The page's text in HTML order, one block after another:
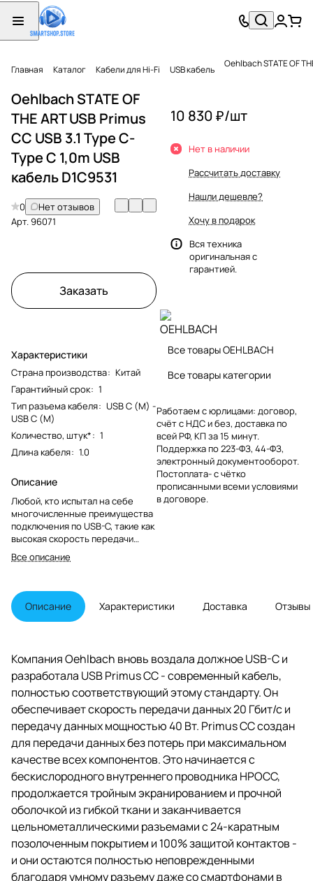
Главная Каталог Кабели для Hi-Fi USB кабель Oehlbach STATE OF
Oehlbach STATE OF
THE ART USB Primus
CC USB 3.1 Type C-
Type C 1,0m USB
кабель D1C9531
0
Нет отзывов
Арт.96071
Заказать
Характеристики
Страна производства: Китай
Гарантийный срок: 1
Тип разъема кабеля: USB С (M) -
USB С (M)
Количество, штук*: 1
Длина кабеля: 1.0
Описание
Любой, кто испытал на себе
многочисленные преимущества
подключения по USB-C, такие как
высокая скорость передачи
данных, высокая мощность
источника питания или
подключений, не хотел бы
упустить их снова.
Все описание
10 830 ₽/шт
Нет в наличии
Рассчитать доставку
Нашли дешевле?
Хочу в подарок
Вся техника
оригинальная с
гарантией.
Все товары OEHLBACH
Все товары категории
Работаем с юрлицами: договор,
счёт с НДС и без, доставка по
всей РФ, КП за 15 минут.
Поддержка по 223-ФЗ, 44-ФЗ,
электронный документооборот.
Постоплата- с чётко
прописанными всеми условиями
в договоре.
Описание Характеристики Доставка Отзывы
Компания Oehlbach вновь воздала должное USB-C и
разработала USB Primus CC - современный кабель,
полностью соответствующий этому стандарту. Он
обеспечивает скорость передачи данных 20 Гбит/с и
передачу данных мощностью 40 Вт. Primus CC создан
для передачи данных без потерь при максимальном
качестве всех компонентов. Это начинается с
бескислородного внутреннего проводника HPOCC,
продолжается тройным экранированием и прочной
оболочкой из гибкой ткани и заканчивается
цельнометаллическими разъемами с 24-каратным
позолоченным покрытием и 100% защитой контактов -
и они остаются полностью неповрежденными
благодаря умному разъему даже со смартфонами в